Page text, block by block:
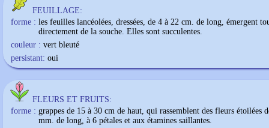
FEUILLAGE:
forme : les feuilles lancéolées, dressées, de 4 à 22 cm. de long, émergent
directement de la souche. Elles sont succulentes.
couleur : vert bleuté
persistant: oui
FLEURS ET FRUITS:
forme : grappes de 15 à 30 cm de haut, qui rassemblent des fleurs étoilées
mm. de long, à 6 pétales et aux étamines saillantes.